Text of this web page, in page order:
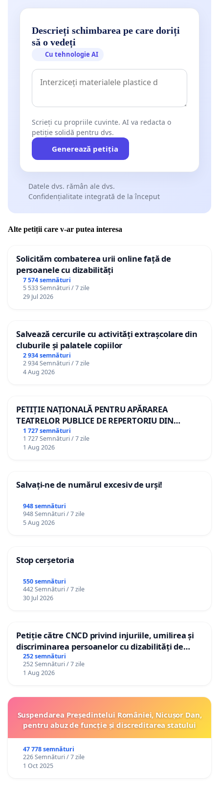
Descrieți schimbarea pe care doriți
să o vedeți
Cu tehnologie AI
Scrieți cu propriile cuvinte. AI va redacta o
petiție solidă pentru dvs.
Generează petiția
Datele dvs. rămân ale dvs.
Confidențialitate integrată de la început
Alte petiții care v-ar putea interesa
Solicităm combaterea urii online față de
persoanele cu dizabilități
7 574 semnături
5 533 Semnături / 7 zile
29 Jul 2026
Salvează cercurile cu activități extrașcolare din
cluburile și palatele copiilor
2 934 semnături
2 934 Semnături / 7 zile
4 Aug 2026
PETIȚIE NAȚIONALĂ PENTRU APĂRAREA
TEATRELOR PUBLICE DE REPERTORIU DIN
ROMÂNIA
1 727 semnături
1 727 Semnături / 7 zile
1 Aug 2026
Salvați-ne de numărul excesiv de urși!
948 semnături
948 Semnături / 7 zile
5 Aug 2026
Stop cerșetoria
550 semnături
442 Semnături / 7 zile
30 Jul 2026
Petiție către CNCD privind injuriile, umilirea și
discriminarea persoanelor cu dizabilități de
către utilizatorul TikTok „Gorici”
252 semnături
252 Semnături / 7 zile
1 Aug 2026
Suspendarea Președintelui României, Nicușor Dan,
pentru abuz de funcție și discreditarea statului
47 778 semnături
226 Semnături / 7 zile
1 Oct 2025